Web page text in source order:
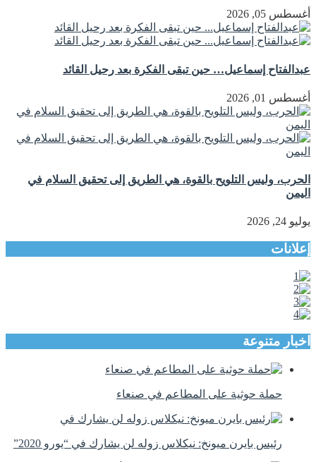
أغسطس 05, 2026
عبدالفتاح إسماعيل… حين تبقى الفكرة بعد رحيل القائد
أغسطس 01, 2026
الحرب، وليس التلويح بالقوة، هي الطريق إلى تحقيق السلام في
اليمن
يوليو 24, 2026
إعلانات
اخبار متنوعة
حملة حوثية على المطاعم في صنعاء
رئيس بايرن ميونخ: نيكلاس زوله لن يشارك في “يورو 2020”